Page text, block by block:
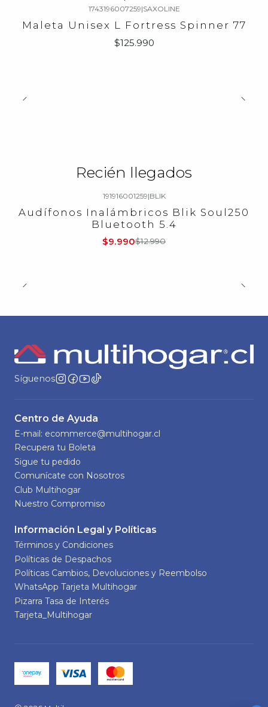
1743196007259|SAXOLINE
Maleta Unisex L Fortress Spinner 77
$125.990
Recién llegados
-23%OFF
191916001259|BLIK
Audífonos Inalámbricos Blik Soul250
Bluetooth 5.4
$9.990$12.990
Síguenos
Centro de Ayuda
E-mail: ecommerce@multihogar.cl
Recupera tu Boleta
Sigue tu pedido
Comunícate con Nosotros
Club Multihogar
Nuestro Compromiso
Información Legal y Políticas
Términos y Condiciones
Políticas de Despachos
Políticas Cambios, Devoluciones y Reembolso
WhatsApp Tarjeta Multihogar
Pizarra Tasa de Interés
Tarjeta_Multihogar